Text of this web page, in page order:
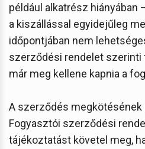
például alkatrész hiányában
a kiszállással egyidejűleg
időpontjában nem
szerződési rendelet
már meg kellene kapnia a
A szerződés megkötésének
Fogyasztói szerződési
tájékoztatást követel meg,